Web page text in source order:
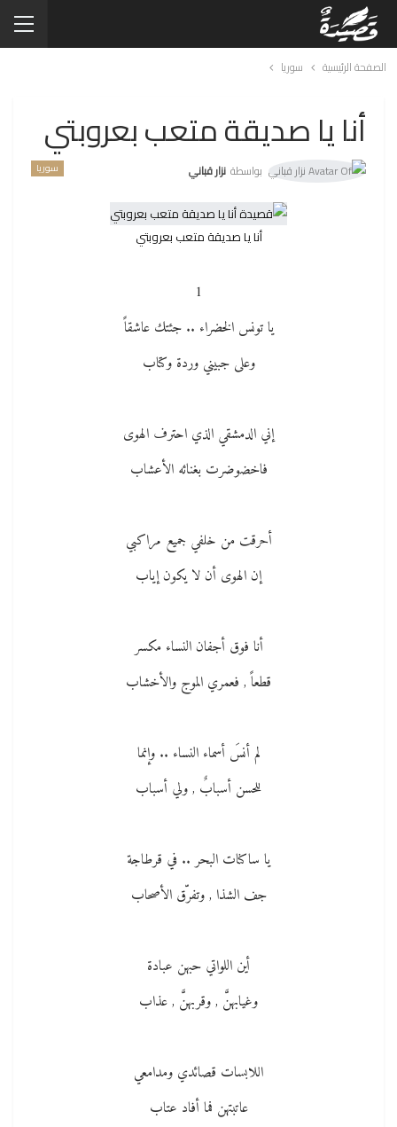
الصفحة الرئيسية سوريا
أنا يا صديقة متعب بعروبتي
سوريا بواسطة نزار قباني
أنا يا صديقة متعب بعروبتي
1
يا تونس الخضراء .. جئتك عاشقاً
وعلى جبيني وردة وكتاب
إني الدمشقي الذي احترف الهوى
فاخضوضرت بغنائه الأعشاب
أحرقت من خلفي جميع مراكبي
إن الهوى أن لا يكون إياب
أنا فوق أجفان النساء مكسر
قطعاً , فعمري الموج والأخشاب
لم أنسَ أسماء النساء .. وإنما
للحسن أسبابٌ , ولي أسباب
يا ساكنات البحر .. في قرطاجة
جف الشذا , وتفرّق الأصحاب
أين اللواتي حبهن عبادة
وغيابهنَّ , وقربهنَّ , عذاب
اللابسات قصائدي ومدامعي
عاتبتهن فما أفاد عتاب